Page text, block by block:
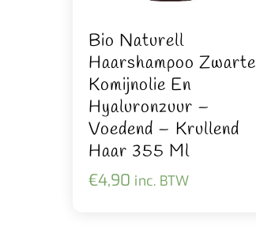
Bio Naturell
Haarshampoo Zwarte
Komijnolie En
Hyaluronzuur –
Voedend – Krullend
Haar 355 Ml
€4,90 inc. BTW